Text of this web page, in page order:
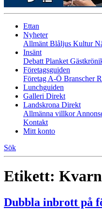
Ettan
Nyheter
Allmänt Blåljus Kultur
Insänt
Debatt Planket
Företagsguiden
Företag A-Ö Branscher
Lunchguiden
Galleri Direkt
Landskrona Direkt
Allmänna villkor
Kontakt
Mitt konto
Sök
Etikett:
Dubbla inbrott på